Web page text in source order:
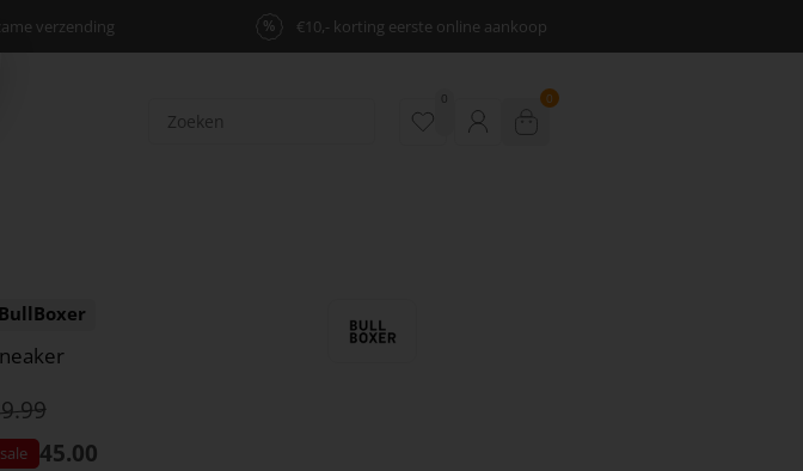
verzending % €10,- korting eerste online aankoop
0 0
BullBoxer
45.00